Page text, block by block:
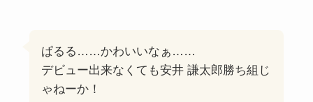
ぱるる……かわいいなぁ……
デビュー出来なくても安井 謙太郎勝ち組じ
ゃねーか！